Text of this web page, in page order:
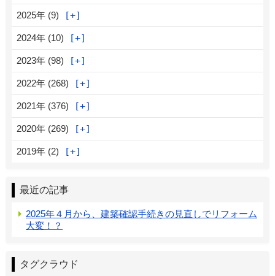
2025年 (9)
2024年 (10)
2023年 (98)
2022年 (268)
2021年 (376)
2020年 (269)
2019年 (2)
最近の記事
2025年４月から、建築確認手続きの見直しでリフォーム
大変！？
タグクラウド